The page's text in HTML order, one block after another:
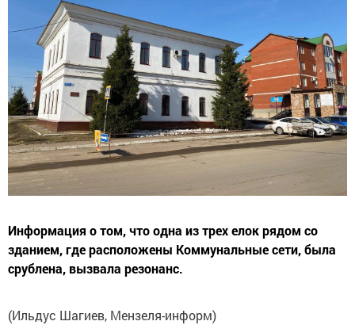
Информация о том, что одна из трех елок рядом со
зданием, где расположены Коммунальные сети, была
срублена, вызвала резонанс.
(Ильдус Шагиев, Мензеля-информ)